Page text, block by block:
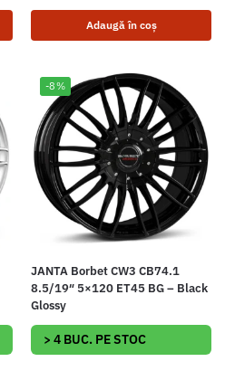
Adaugă în coș
-8%
JANTA Borbet CW3 CB74.1
8.5/19″ 5×120 ET45 BG – Black
Glossy
> 4 BUC. PE STOC